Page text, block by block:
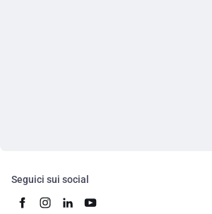
Seguici sui social